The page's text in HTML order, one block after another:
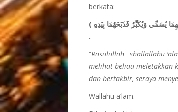
berkata:
( ضَحَّى النَّبِيُّ صَلَّى اللَّهُ عَلَيْهِ وَسَلَّمَ بِكَبْشَيْنِ أَمْلَحَيْنِ فَرَأَيْتُهُ وَاضِعًا قَدَمَهُ عَلَى صِفَاحِهِمَا يُسَمِّي وَيُكَبِّرُ فَذَبَحَهُمَا بِيَدِهِ)
.
“Rasulullah –shallallahu
melihat beliau meletakkan
dan bertakbir, seraya
Wallahu a’lam.